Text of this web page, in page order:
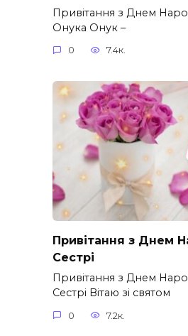
Привітання з Днем
Онука Онук –
0 7.4к.
Привітання з Днем
Сестрі
Привітання з Днем
Сестрі Вітаю зі святом
0 7.2к.